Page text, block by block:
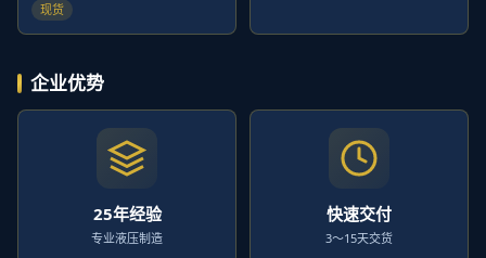
现货
企业优势
25年经验
专业液压制造
快速交付
3～15天交货